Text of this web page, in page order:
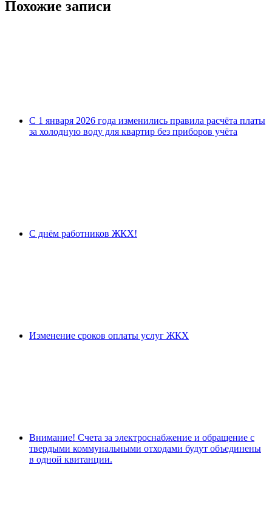
Похожие записи
С 1 января 2026 года изменились правила расчёта платы
за холодную воду для квартир без приборов учёта
С днём работников ЖКХ!
Изменение сроков оплаты услуг ЖКХ
Внимание! Счета за электроснабжение и обращение с
твердыми коммунальными отходами будут объединены
в одной квитанции.